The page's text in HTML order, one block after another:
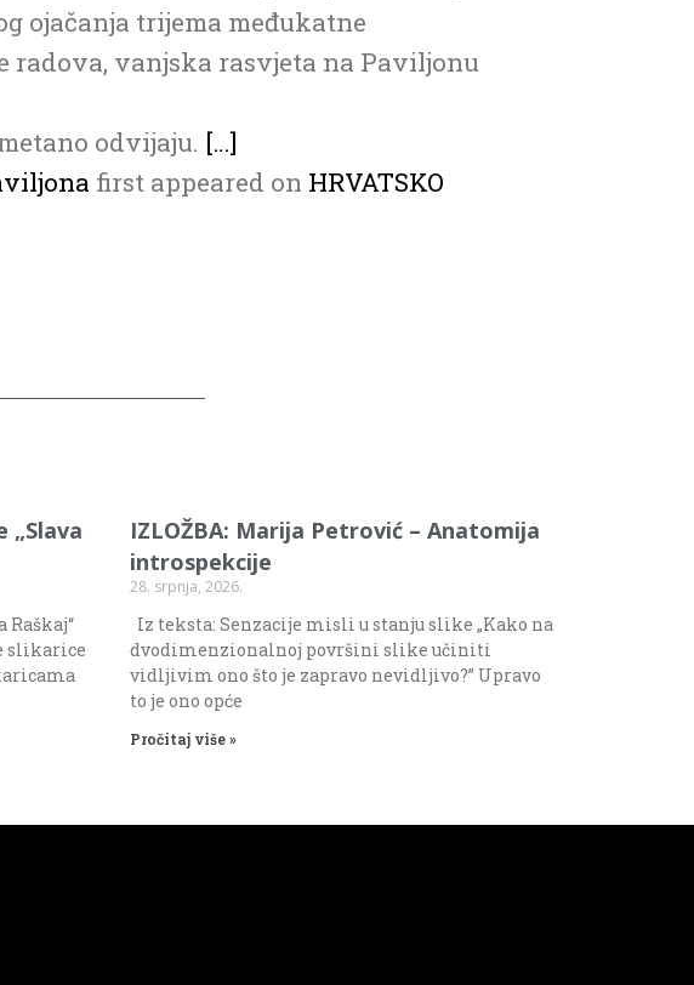
ojačanja trijema međukatne
radova, vanjska rasvjeta na Paviljonu
odvijaju. […]
first appeared on HRVATSKO
„Slava
Raškaj“
slikarice
IZLOŽBA: Marija Petrović – Anatomija
introspekcije
28. srpnja, 2026.
Iz teksta: Senzacije misli u stanju slike „Kako na
dvodimenzionalnoj površini slike učiniti
vidljivim ono što je zapravo nevidljivo?” Upravo
to je ono opće
Pročitaj više »